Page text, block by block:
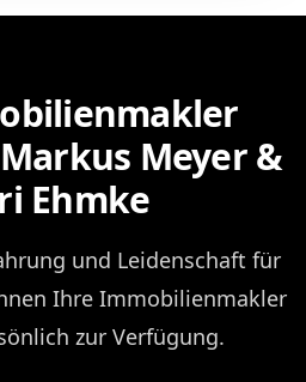
Meyer &
Ehmke
und Leidenschaft für
Ihre Immobilienmakler
zur Verfügung.